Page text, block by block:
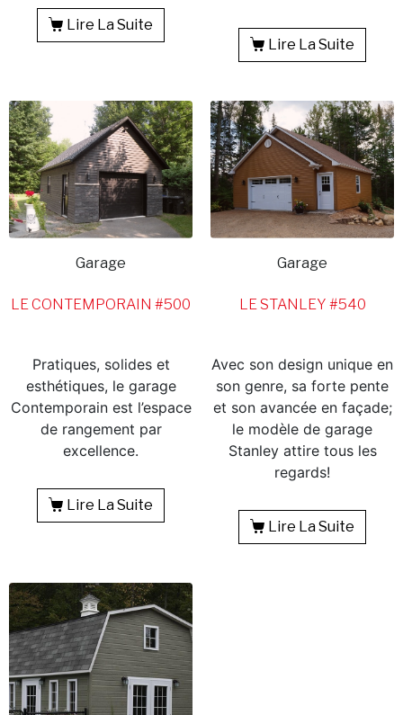
Lire La Suite
Lire La Suite
Garage
LE CONTEMPORAIN #500
Pratiques, solides et
esthétiques, le garage
Contemporain est l’espace
de rangement par
excellence.
Lire La Suite
Garage
LE STANLEY #540
Avec son design unique en
son genre, sa forte pente
et son avancée en façade;
le modèle de garage
Stanley attire tous les
regards!
Lire La Suite